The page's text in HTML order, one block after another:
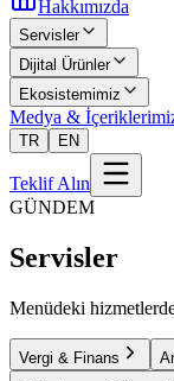
Hakkımızda
Servisler
Dijital Ürünler
Ekosistemimiz
Medya &
TR EN
Teklif Alın
GÜNDEM
Servisler
Menüdeki
Vergi & Finans